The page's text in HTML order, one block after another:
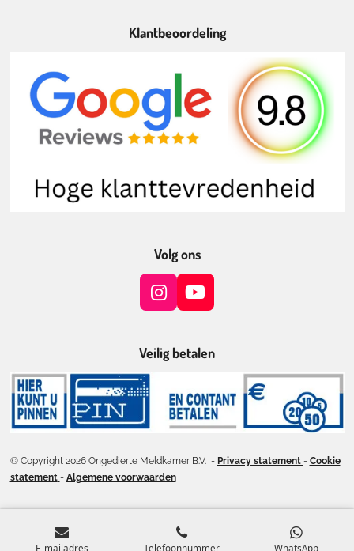
Klantbeoordeling
Volg ons
I
t
Y
T
e
Veilig betalen
© Copyright 2026 Ongedierte Meldkamer B.V. - Privacy statement - Cookie
statement - Algemene voorwaarden
E-mailadres Telefoonnummer WhatsApp